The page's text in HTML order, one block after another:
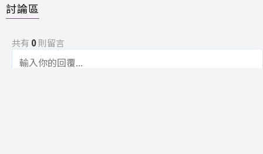
討論區
共有 0則留言